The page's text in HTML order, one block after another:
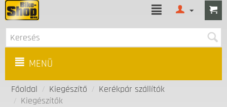
MENÜ
Főoldal / Kiegészítő / Kerékpár szállítók
/ Kiegészítők